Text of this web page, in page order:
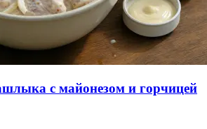
с майонезом и горчицей